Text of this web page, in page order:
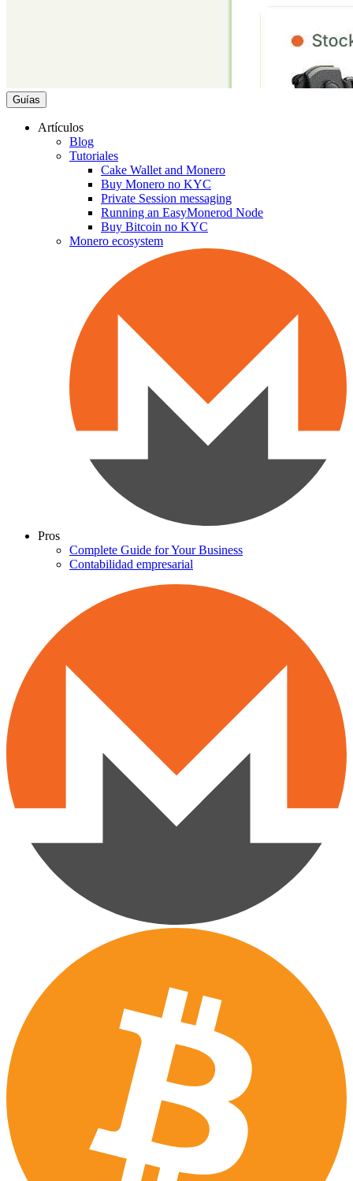
Guías
Artículos
Blog
Tutoriales
Cake Wallet and Monero
Buy Monero no KYC
Private Session messaging
Running an EasyMonerod Node
Buy Bitcoin no KYC
Monero ecosystem
Pros
Complete Guide for Your Business
Contabilidad empresarial